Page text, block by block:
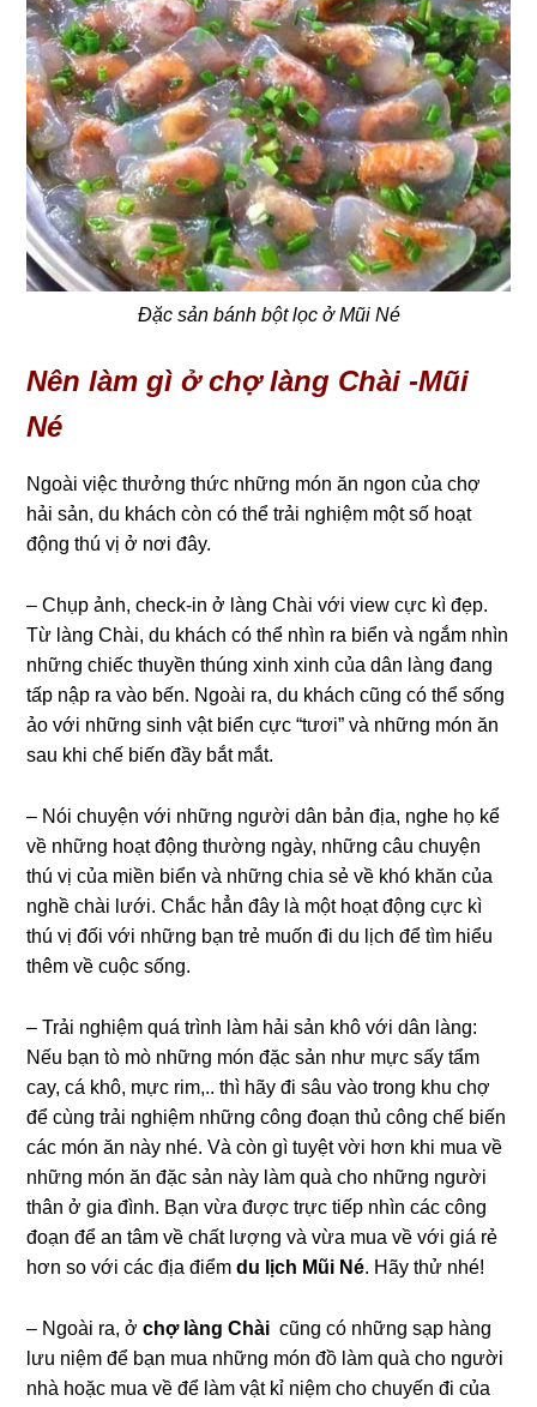
Đặc sản bánh bột lọc ở Mũi Né
Nên làm gì ở chợ làng Chài -Mũi
Né
Ngoài việc thưởng thức những món ăn ngon của chợ
hải sản, du khách còn có thể trải nghiệm một số hoạt
động thú vị ở nơi đây.
– Chụp ảnh, check-in ở làng Chài với view cực kì đẹp.
Từ làng Chài, du khách có thể nhìn ra biển và ngắm nhìn
những chiếc thuyền thúng xinh xinh của dân làng đang
tấp nập ra vào bến. Ngoài ra, du khách cũng có thể sống
ảo với những sinh vật biển cực “tươi” và những món ăn
sau khi chế biến đầy bắt mắt.
– Nói chuyện với những người dân bản địa, nghe họ kể
về những hoạt động thường ngày, những câu chuyện
thú vị của miền biển và những chia sẻ về khó khăn của
nghề chài lưới. Chắc hẳn đây là một hoạt động cực kì
thú vị đối với những bạn trẻ muốn đi du lịch để tìm hiểu
thêm về cuộc sống.
– Trải nghiệm quá trình làm hải sản khô với dân làng:
Nếu bạn tò mò những món đặc sản như mực sấy tẩm
cay, cá khô, mực rim,.. thì hãy đi sâu vào trong khu chợ
để cùng trải nghiệm những công đoạn thủ công chế biến
các món ăn này nhé. Và còn gì tuyệt vời hơn khi mua về
những món ăn đặc sản này làm quà cho những người
thân ở gia đình. Bạn vừa được trực tiếp nhìn các công
đoạn để an tâm về chất lượng và vừa mua về với giá rẻ
hơn so với các địa điểmdu lịch Mũi Né. Hãy thử nhé!
– Ngoài ra, ởchợ làng Chài cũng có những sạp hàng
lưu niệm để bạn mua những món đồ làm quà cho người
nhà hoặc mua về để làm vật kỉ niệm cho chuyến đi của